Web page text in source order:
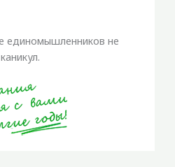
единомышленников не